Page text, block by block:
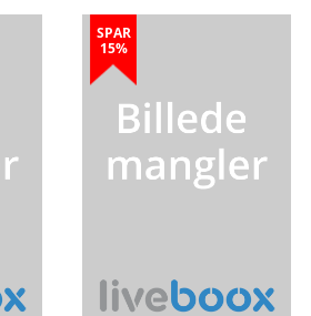
SPAR
15%